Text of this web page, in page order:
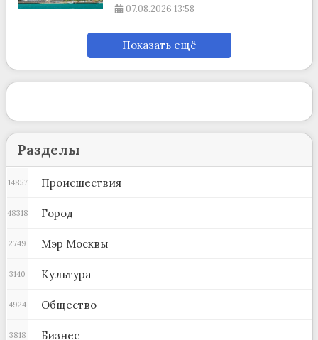
07.08.2026 13:58
Показать ещё
Разделы
Происшествия
14857
Город
48318
Мэр Москвы
2749
Культура
3140
Общество
4924
Бизнес
3818